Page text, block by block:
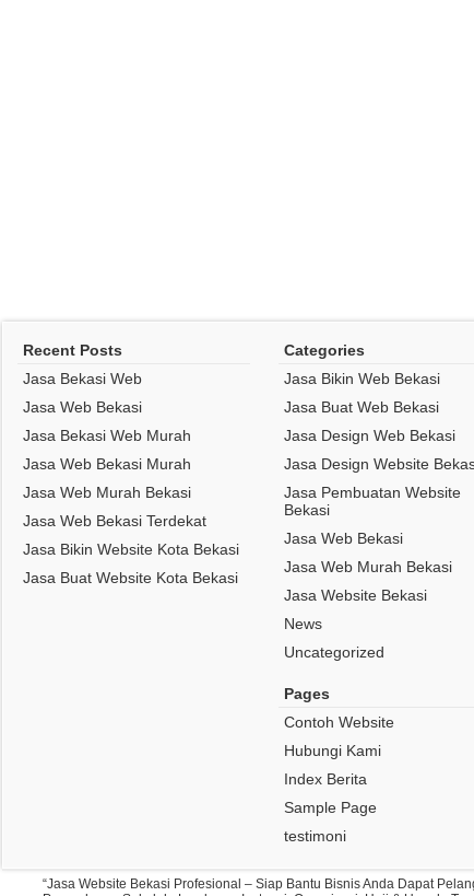
Recent Posts
Jasa Bekasi Web
Jasa Web Bekasi
Jasa Bekasi Web Murah
Jasa Web Bekasi Murah
Jasa Web Murah Bekasi
Jasa Web Bekasi Terdekat
Jasa Bikin Website Kota Bekasi
Jasa Buat Website Kota Bekasi
Categories
Jasa Bikin Web Bekasi
Jasa Buat Web Bekasi
Jasa Design Web Bekasi
Jasa Design Website
Jasa Pembuatan Website
Bekasi
Jasa Web Bekasi
Jasa Web Murah Bekasi
Jasa Website Bekasi
News
Uncategorized
Pages
Contoh Website
Hubungi Kami
Index Berita
Sample Page
testimoni
“Jasa Website Bekasi Profesional – Siap Bantu Bisnis Anda Dapat